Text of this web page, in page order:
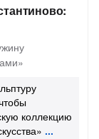
коллекцию